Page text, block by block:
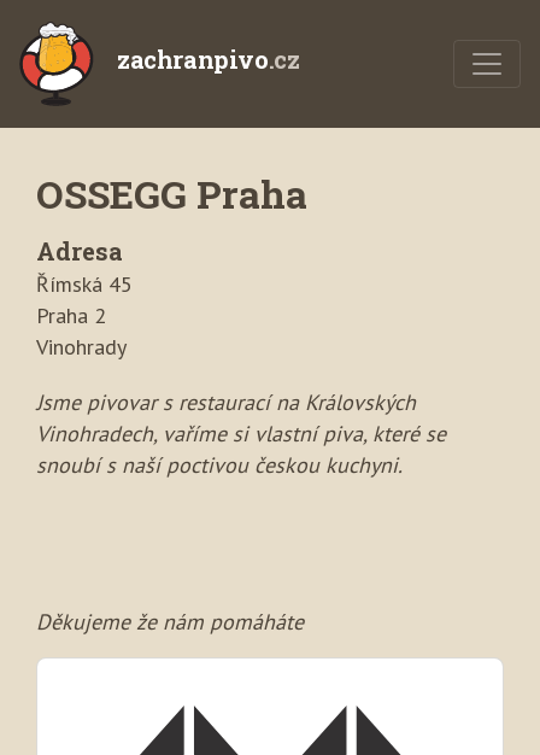
zachranpivo.cz
OSSEGG Praha
Adresa
Římská 45
Praha 2
Vinohrady
Jsme pivovar s restaurací na Královských
Vinohradech, vaříme si vlastní piva, které se
snoubí s naší poctivou českou kuchyni.
Děkujeme že nám pomáháte